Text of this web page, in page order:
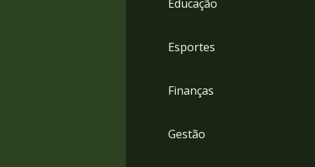
Educação
Esportes
Finanças
Gestão